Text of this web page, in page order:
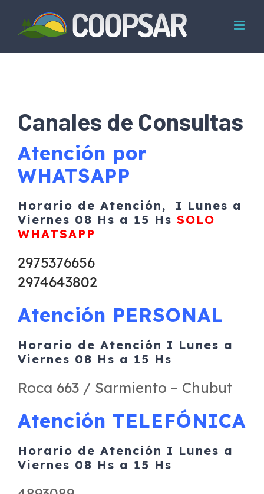
content
Canales de Consultas
Atención por
WHATSAPP
Horario de Atención, I Lunes a
Viernes 08 Hs a 15 Hs SOLO
WHATSAPP
2975376656
2974643802
Atención PERSONAL
Horario de Atención I Lunes a
Viernes 08 Hs a 15 Hs
Roca 663 / Sarmiento – Chubut
Atención TELEFÓNICA
Horario de Atención I Lunes a
Viernes 08 Hs a 15 Hs